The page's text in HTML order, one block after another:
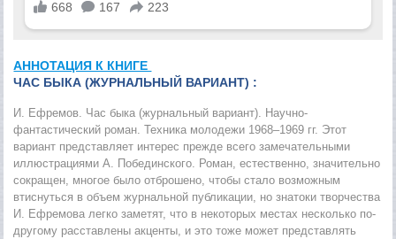
АННОТАЦИЯ К КНИГЕ
ЧАС БЫКА (ЖУРНАЛЬНЫЙ ВАРИАНТ) :
И. Ефремов. Час быка (журнальный вариант). Научно-
фантастический роман. Техника молодежи 1968–1969 гг. Этот
вариант представляет интерес прежде всего замечательными
иллюстрациями А. Побединского. Роман, естественно, значительно
сокращен, многое было отброшено, чтобы стало возможным
втиснуться в объем журнальной публикации, но знатоки творчества
И. Ефремова легко заметят, что в некоторых местах несколько по-
другому расставлены акценты, и это тоже может представлять